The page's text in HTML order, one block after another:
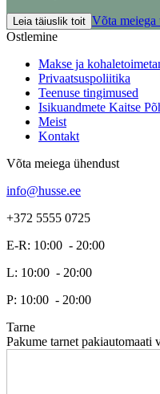
Leia täiuslik toit Võta meiega
Ostlemine
Makse ja
Privaatsuspoliitika
Teenuse tingimused
Isikuandmete Kaitse
Meist
Kontakt
Võta meiega ühendust
info@husse.ee
+372 5555 0725
E-R: 10:00 - 20:00
L: 10:00 - 20:00
P: 10:00 - 20:00
Tarne
Pakume tarnet pakiautomaati